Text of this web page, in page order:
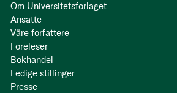
Om Universitetsforlaget
Ansatte
Våre forfattere
Foreleser
Bokhandel
Ledige stillinger
Presse